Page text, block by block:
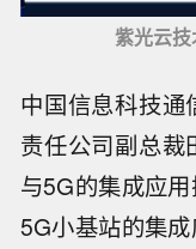
紫光云
中国信息科技通
责任公司副总裁
与5G的集成应
5G小基站的集